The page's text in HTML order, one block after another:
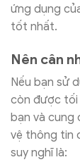
ứng dụng
tốt nhất.
Nên cân
Nếu bạn sử
còn được tối
bạn và cung
vệ thông tin
suy nghĩ là: